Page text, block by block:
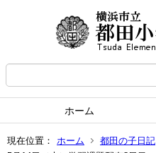
ホーム
現在位置： ホーム 都田の子日記